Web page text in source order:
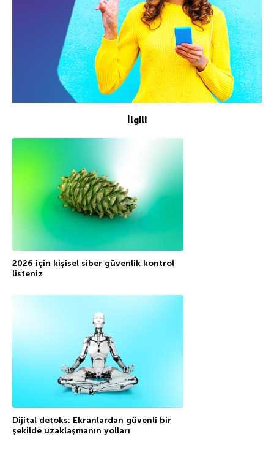
İlgili
2026 için kişisel siber güvenlik kontrol
listeniz
Dijital detoks: Ekranlardan güvenli bir
şekilde uzaklaşmanın yolları